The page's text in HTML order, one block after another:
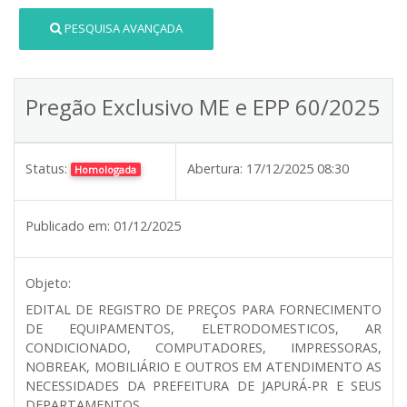
PESQUISA AVANÇADA
Pregão Exclusivo ME e EPP 60/2025
Status: Homologada Abertura: 17/12/2025 08:30
Publicado em: 01/12/2025
Objeto:
EDITAL DE REGISTRO DE PREÇOS PARA FORNECIMENTO
DE EQUIPAMENTOS, ELETRODOMESTICOS, AR
CONDICIONADO, COMPUTADORES, IMPRESSORAS,
NOBREAK, MOBILIÁRIO E OUTROS EM ATENDIMENTO AS
NECESSIDADES DA PREFEITURA DE JAPURÁ-PR E SEUS